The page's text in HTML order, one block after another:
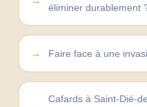
éliminer durablement
Faire face à une
Cafards à Saint-Dié-